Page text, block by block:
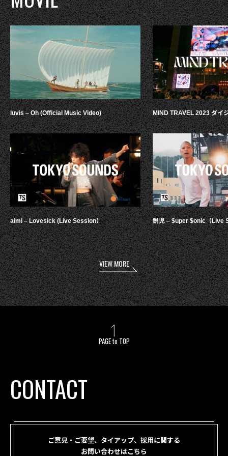
luvis – Oh (Official Music Video)
aimi – Lovesick (Live Session）
MIND TRAVEL 2023 ダイ
鋭児 – $uper $onic（Live
VIEW MORE
PAGE to TOP
CONTACT
ご意見・ご要望、タイアップ、採用に関する
お問い合わせはこちら